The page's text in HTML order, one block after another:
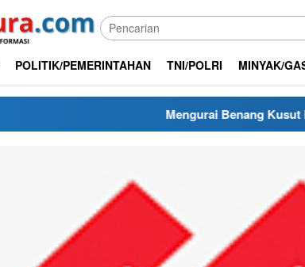
POLITIK/PEMERINTAHAN TNI/POLRI MINYAK/
Mengurai Benang Kusut PI Blok Cepu,